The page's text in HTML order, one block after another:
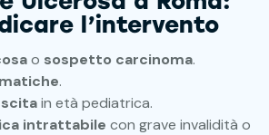
l’intervento
o sospetto carcinoma.
.
in età pediatrica.
intrattabile con grave invalidità o